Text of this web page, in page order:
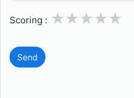
Scoring : 3
2
1
Send